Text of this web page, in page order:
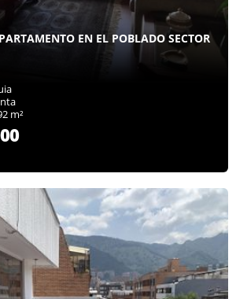
EN EL POBLADO SECTOR
m²